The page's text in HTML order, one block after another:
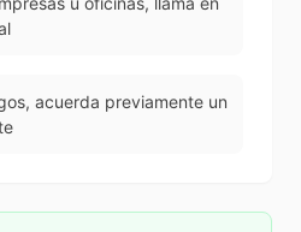
acuerda previamente un